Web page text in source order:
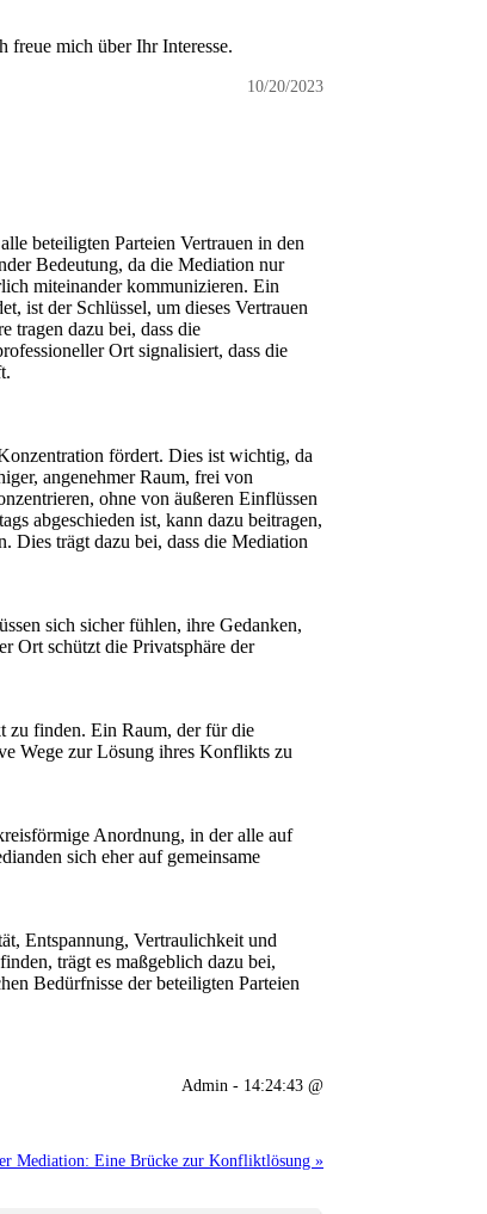
freue mich über Ihr Interesse.
10/20/2023
beteiligten Parteien Vertrauen in den
Bedeutung, da die Mediation nur
miteinander kommunizieren. Ein
ist der Schlüssel, um dieses Vertrauen
tragen dazu bei, dass die
Ort signalisiert, dass die
fördert. Dies ist wichtig, da
angenehmer Raum, frei von
ohne von äußeren Einflüssen
abgeschieden ist, kann dazu beitragen,
Dies trägt dazu bei, dass die Mediation
sich sicher fühlen, ihre Gedanken,
Ort schützt die Privatsphäre der
zu finden. Ein Raum, der für die
Wege zur Lösung ihres Konflikts zu
Anordnung, in der alle auf
sich eher auf gemeinsame
Entspannung, Vertraulichkeit und
trägt es maßgeblich dazu bei,
Bedürfnisse der beteiligten Parteien
Admin - 14:24:43 @
Mediation: Eine Brücke zur Konfliktlösung »